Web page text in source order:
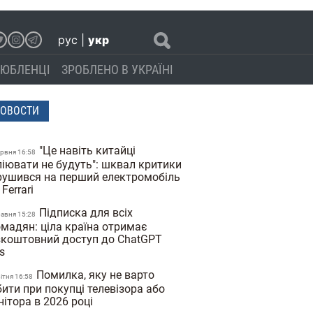
рус укр
ЗРОБЛЕНО В УКРАЇНІ
16:58
"Це навіть китайці
не будуть": шквал критики
на перший електромобіль
Ferrari
15:28
Підписка для всіх
ціла країна отримає
доступ до ChatGPT
16:58
Помилка, яку не варто
при покупці телевізора або
в 2026 році